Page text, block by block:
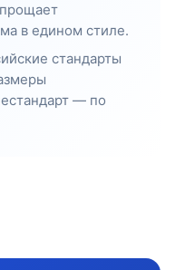
в едином стиле.
стандарты
— по